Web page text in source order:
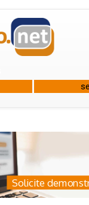
Solicite